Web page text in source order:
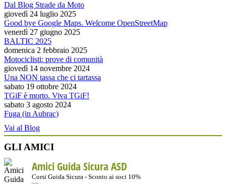
Dal Blog Strade da Moto
giovedì 24 luglio 2025
Good bye Google Maps. Welcome OpenStreetMap
venerdì 27 giugno 2025
BALTIC 2025
domenica 2 febbraio 2025
Motociclisti: prove di comunità
giovedì 14 novembre 2024
Una NON tassa che ci tartassa
sabato 19 ottobre 2024
TGiF è morto. Viva TGiF!
sabato 3 agosto 2024
Fuga (in Aubrac)
Vai al Blog
GLI AMICI
Amici Guida Sicura ASD
Corsi Guida Sicura - Sconto ai soci 10%